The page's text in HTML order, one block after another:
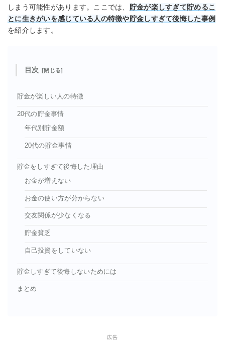
しまう可能性があります。ここでは、
貯金が楽しすぎて貯めるこ
とに生きがいを感じている人の特徴や貯金しすぎて後悔した事例
を紹介します。
目次
貯金が楽しい人の特徴
20代の貯金事情
年代別貯金額
20代の貯金事情
貯金をしすぎて後悔した理由
お金が増えない
お金の使い方が分からない
交友関係が少なくなる
貯金貧乏
自己投資をしていない
貯金しすぎて後悔しないためには
まとめ
広告